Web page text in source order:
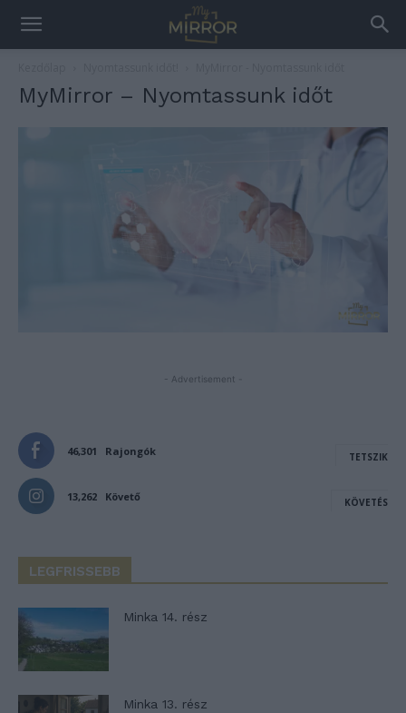
MyMirror – Nyomtassunk időt
- Advertisement -
46,301 Rajongók TETSZIK
13,262 Követő KÖVETÉS
LEGFRISSEBB
Minka 14. rész
Minka 13. rész